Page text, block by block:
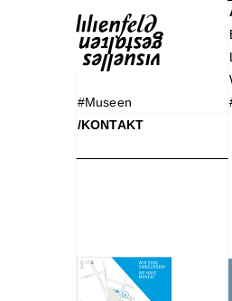
#Museen
/KONTAKT